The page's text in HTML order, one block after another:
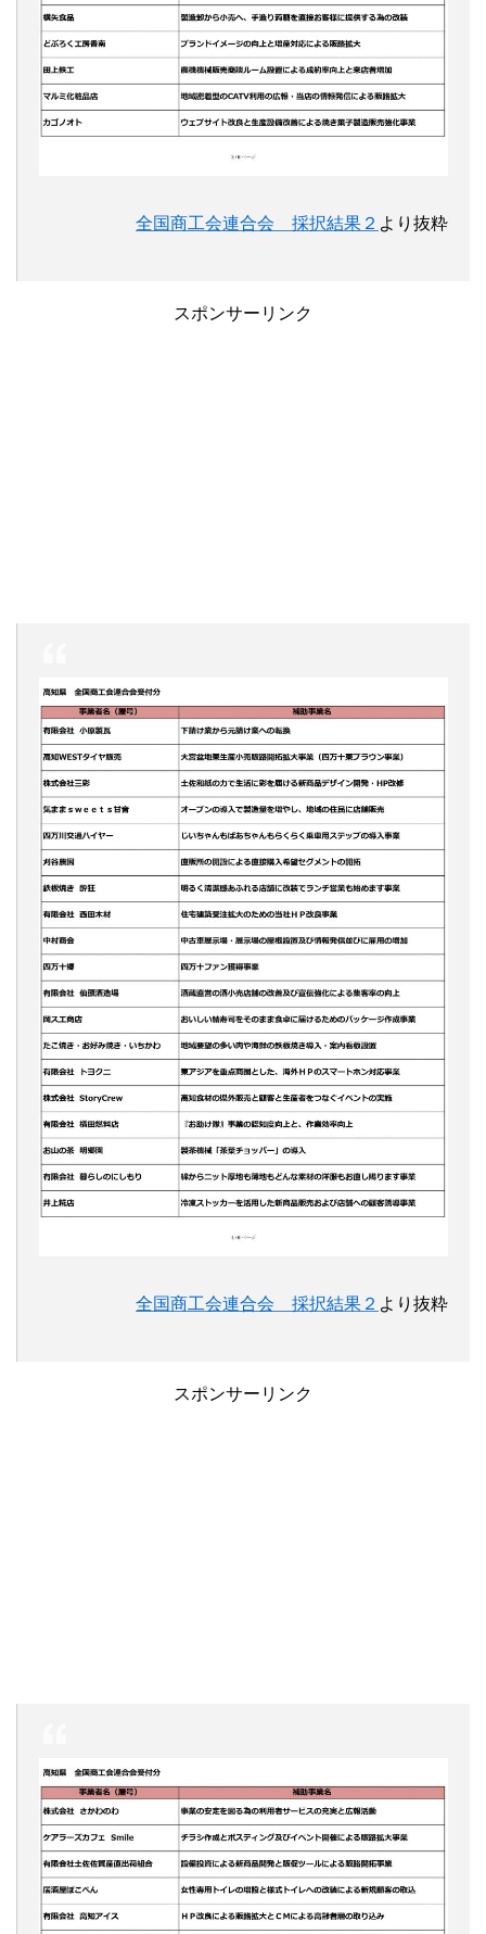
全国商工会連合会 採択結果２ より抜粋
スポンサーリンク
全国商工会連合会 採択結果２ より抜粋
スポンサーリンク